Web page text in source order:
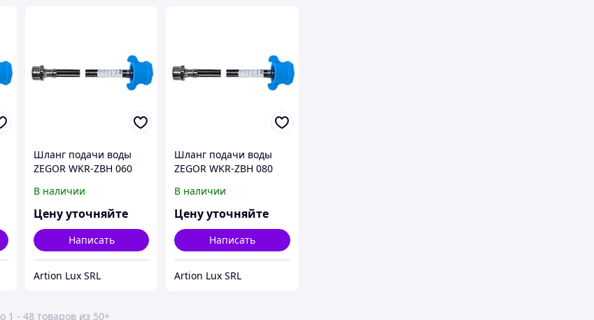
Шланг подачи воды
ZEGOR WKR-ZBH 060
В наличии
Цену уточняйте
Написать
Artion Lux SRL
Шланг подачи воды
ZEGOR WKR-ZBH 080
В наличии
Цену уточняйте
Написать
Artion Lux SRL
1 - 48 товаров из 50+